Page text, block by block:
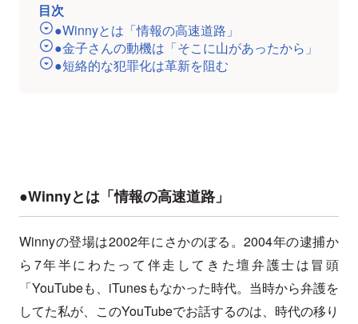
目次
●Winnyとは「情報の高速道路」
●金子さんの動機は「そこに山があったから」
●短絡的な犯罪化は革新を阻む
●Winnyとは「情報の高速道路」
Winnyの登場は2002年にさかのぼる。2004年の逮捕か
ら7年半にわたって伴走してきた壇弁護士は冒頭
「YouTubeも、iTunesもなかった時代。当時から弁護を
してた私が、このYouTubeでお話するのは、時代の移り